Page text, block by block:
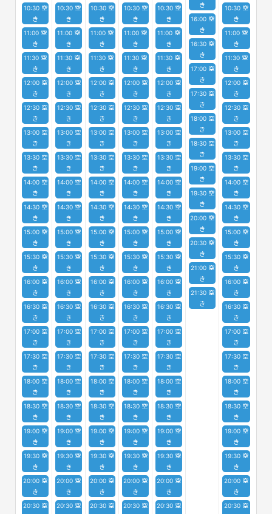
10:30 空
き
11:00 空
き
11:30 空
き
12:00 空
き
12:30 空
き
13:00 空
き
13:30 空
き
14:00 空
き
14:30 空
き
15:00 空
き
15:30 空
き
16:00 空
き
16:30 空
き
17:00 空
き
17:30 空
き
18:00 空
き
18:30 空
き
19:00 空
き
19:30 空
き
20:00 空
き
20:30 空
10:30 空
き
11:00 空
き
11:30 空
き
12:00 空
き
12:30 空
き
13:00 空
き
13:30 空
き
14:00 空
き
14:30 空
き
15:00 空
き
15:30 空
き
16:00 空
き
16:30 空
き
17:00 空
き
17:30 空
き
18:00 空
き
18:30 空
き
19:00 空
き
19:30 空
き
20:00 空
き
20:30 空
10:30 空
き
11:00 空
き
11:30 空
き
12:00 空
き
12:30 空
き
13:00 空
き
13:30 空
き
14:00 空
き
14:30 空
き
15:00 空
き
15:30 空
き
16:00 空
き
16:30 空
き
17:00 空
き
17:30 空
き
18:00 空
き
18:30 空
き
19:00 空
き
19:30 空
き
20:00 空
き
20:30 空
10:30 空
き
11:00 空
き
11:30 空
き
12:00 空
き
12:30 空
き
13:00 空
き
13:30 空
き
14:00 空
き
14:30 空
き
15:00 空
き
15:30 空
き
16:00 空
き
16:30 空
き
17:00 空
き
17:30 空
き
18:00 空
き
18:30 空
き
19:00 空
き
19:30 空
き
20:00 空
き
20:30 空
10:30 空
き
11:00 空
き
11:30 空
き
12:00 空
き
12:30 空
き
13:00 空
き
13:30 空
き
14:00 空
き
14:30 空
き
15:00 空
き
15:30 空
き
16:00 空
き
16:30 空
き
17:00 空
き
17:30 空
き
18:00 空
き
18:30 空
き
19:00 空
き
19:30 空
き
20:00 空
き
20:30 空
き
16:00 空
き
16:30 空
き
17:00 空
き
17:30 空
き
18:00 空
き
18:30 空
き
19:00 空
き
19:30 空
き
20:00 空
き
20:30 空
き
21:00 空
き
21:30 空
き
10:30 空
き
11:00 空
き
11:30 空
き
12:00 空
き
12:30 空
き
13:00 空
き
13:30 空
き
14:00 空
き
14:30 空
き
15:00 空
き
15:30 空
き
16:00 空
き
16:30 空
き
17:00 空
き
17:30 空
き
18:00 空
き
18:30 空
き
19:00 空
き
19:30 空
き
20:00 空
き
20:30 空